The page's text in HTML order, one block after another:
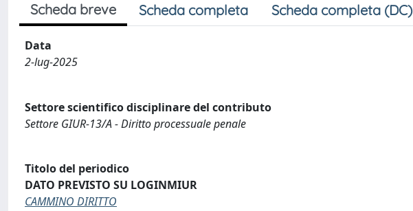
Scheda breve Scheda completa Scheda completa (DC)
Data
2-lug-2025
Settore scientifico disciplinare del contributo
Settore GIUR-13/A - Diritto processuale penale
Titolo del periodico
DATO PREVISTO SU LOGINMIUR
CAMMINO DIRITTO